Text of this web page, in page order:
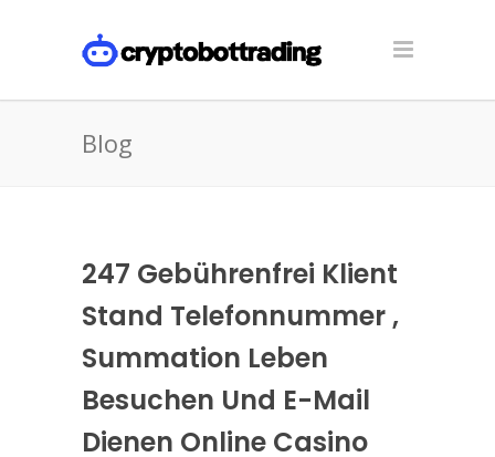
Blog
247 Gebührenfrei Klient
Stand Telefonnummer ,
Summation Leben
Besuchen Und E-Mail
Dienen Online Casino